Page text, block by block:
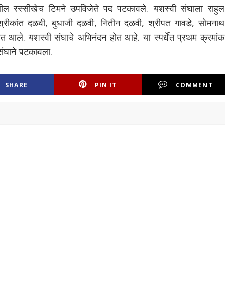
रस्सीखेच टिमने उपविजेते पद पटकावले. यशस्वी संघाला राहुल
दळवी, बुधाजी दळवी, नितीन दळवी, श्रीपत गावडे, सोमनाथ
आले. यशस्वी संघाचे अभिनंदन होत आहे. या स्पर्धेत प्रथम क्रमांक
पटकावला.
SHARE PIN IT COMMENT